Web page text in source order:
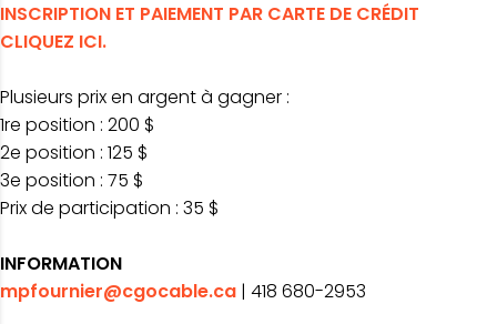
INSCRIPTION ET PAIEMENT PAR CARTE DE CRÉDIT
CLIQUEZ ICI.
Plusieurs prix en argent à gagner :
1re position : 200 $
2e position : 125 $
3e position : 75 $
Prix de participation : 35 $
INFORMATION
mpfournier@cgocable.ca | 418 680-2953